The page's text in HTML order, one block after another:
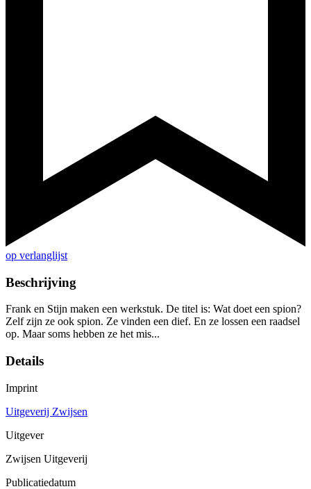
op verlanglijst
Beschrijving
Frank en Stijn maken een werkstuk. De titel is: Wat doet een spion?
Zelf zijn ze ook spion. Ze vinden een dief. En ze lossen een raadsel
op. Maar soms hebben ze het mis...
Details
Imprint
Uitgeverij Zwijsen
Uitgever
Zwijsen Uitgeverij
Publicatiedatum